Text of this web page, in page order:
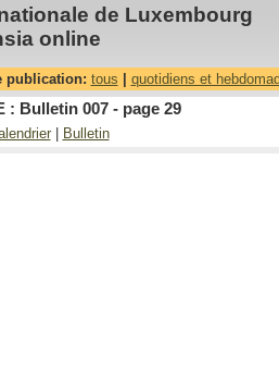
de Luxembourg
online
publication: tous quotidiens et
: Bulletin 007 - page 29
| Bulletin